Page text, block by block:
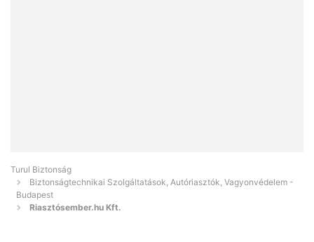
Turul Biztonság
Biztonságtechnikai Szolgáltatások, Autóriasztók, Vagyonvédelem -
Budapest
Riasztósember.hu Kft.